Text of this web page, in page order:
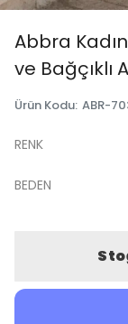
Abbra
ve Bağçıklı
Ürün Kodu: ABR-
RENK
BEDEN